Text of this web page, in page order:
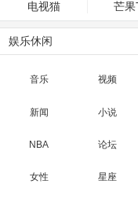
电视猫 芒果
娱乐休闲
音乐 视频
新闻 小说
NBA 论坛
女性 星座